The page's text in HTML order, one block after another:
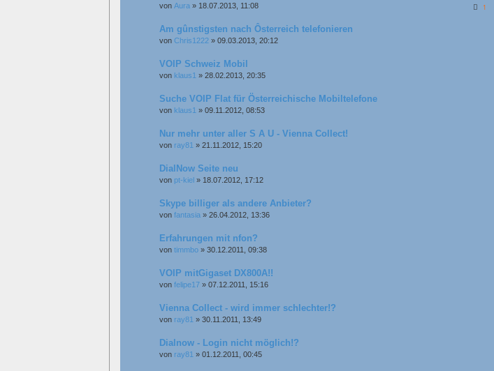
von Aura » 18.07.2013, 11:08 1
Am gûnstigsten nach Ôsterreich telefonieren
von Chris1222 » 09.03.2013, 20:12
VOIP Schweiz Mobil
von klaus1 » 28.02.2013, 20:35
Suche VOIP Flat für Österreichische Mobiltelefone
von klaus1 » 09.11.2012, 08:53
Nur mehr unter aller S A U - Vienna Collect!
von ray81 » 21.11.2012, 15:20
DialNow Seite neu
von pt-kiel » 18.07.2012, 17:12
Skype billiger als andere Anbieter?
von fantasia » 26.04.2012, 13:36
Erfahrungen mit nfon?
von timmbo » 30.12.2011, 09:38
VOIP mitGigaset DX800A!!
von felipe17 » 07.12.2011, 15:16
Vienna Collect - wird immer schlechter!?
von ray81 » 30.11.2011, 13:49
Dialnow - Login nicht möglich!?
von ray81 » 01.12.2011, 00:45